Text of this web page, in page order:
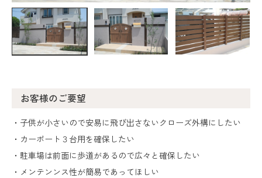
お客様のご要望
・子供が小さいので安易に飛び出さないクローズ外構にしたい
・カーポート３台用を確保したい
・駐車場は前面に歩道があるので広々と確保したい
・メンテンンス性が簡易であってほしい